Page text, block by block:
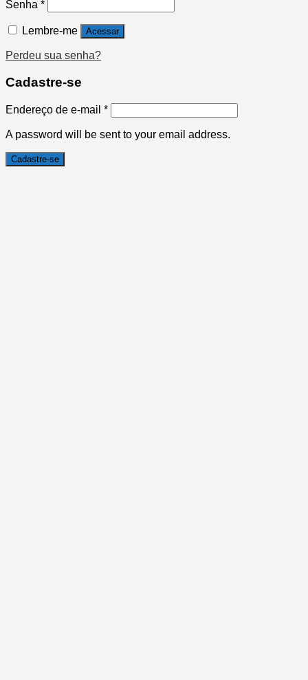
Senha *
Lembre-me Acessar
Perdeu sua senha?
Cadastre-se
Endereço de e-mail *
A password will be sent to your email address.
Cadastre-se